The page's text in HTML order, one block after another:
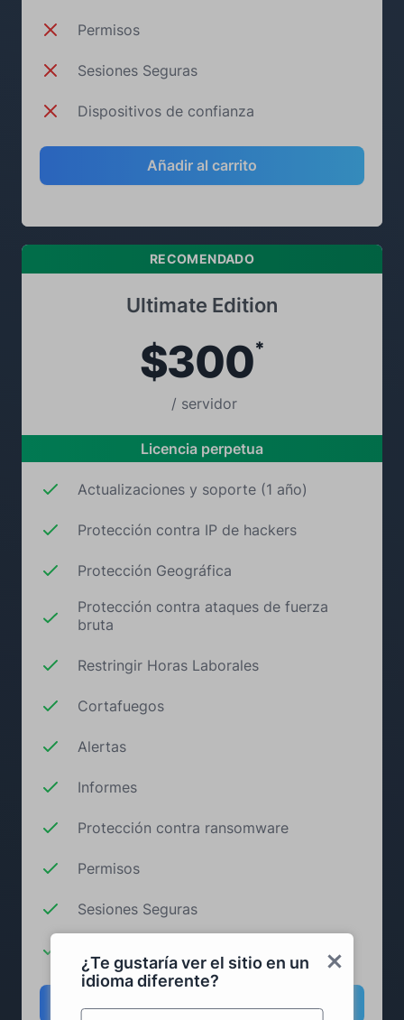
¿Te gustaría ver el sitio en un
idioma diferente?
Permisos
Sesiones Seguras
Dispositivos de confianza
Añadir al carrito
RECOMENDADO
Ultimate Edition
$300*
/ servidor
Licencia perpetua
Actualizaciones y soporte (1 año)
Protección contra IP de hackers
Protección Geográfica
Protección contra ataques de fuerza
bruta
Restringir Horas Laborales
Cortafuegos
Alertas
Informes
Protección contra ransomware
Permisos
Sesiones Seguras
Añadir al carrito